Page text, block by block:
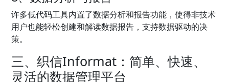
许多低代码工具内置了数据分析和报告功能，使得非技术
用户也能轻松创建和解读数据报告，支持数据驱动的决
策。
三、织信Informat：简单、快速、
灵活的数据管理平台